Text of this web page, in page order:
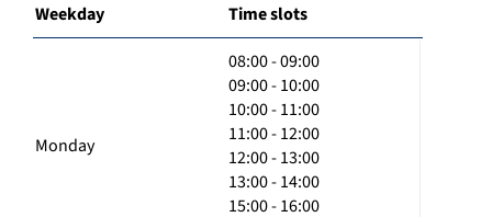
Weekday Time slots
Monday
08:00 - 09:00
09:00 - 10:00
10:00 - 11:00
11:00 - 12:00
12:00 - 13:00
13:00 - 14:00
15:00 - 16:00